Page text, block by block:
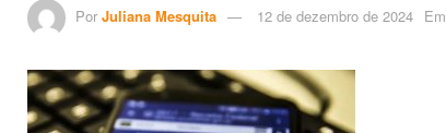
Por Juliana Mesquita 12 de dezembro de 2024 Em